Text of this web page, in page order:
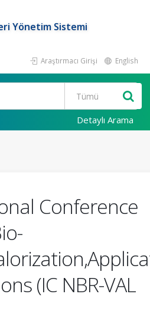
Yönetim Sistemi
Araştırmacı Girişi English
Detaylı Arama
Conference
(IC NBR-VAL